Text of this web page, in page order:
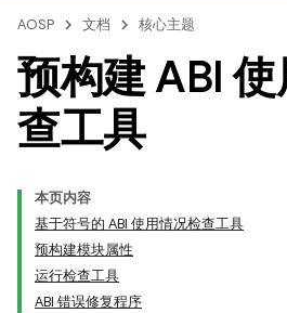
AOSP 文档 核心主题
预构建 ABI
查工具
本页内容
基于符号的 ABI 使用情况检查工具
预构建模块属性
运行检查工具
ABI 错误修复程序